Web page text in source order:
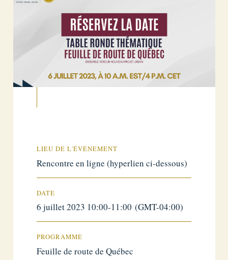
LIEU DE L'ÉVÉNEMENT
Rencontre en ligne (hyperlien ci-dessous)
DATE
6 juillet 2023 10:00-11:00 (GMT-04:00)
PROGRAMME
Feuille de route de Québec